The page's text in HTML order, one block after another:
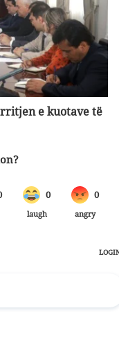
e kuotave të